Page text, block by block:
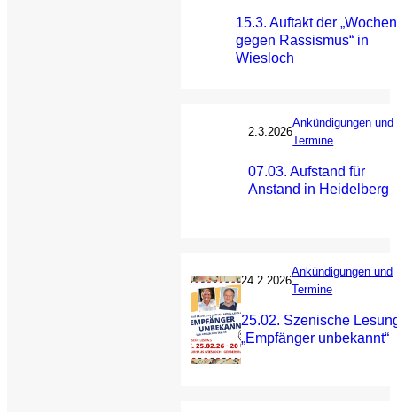
15.3. Auftakt der „Wochen
gegen Rassismus“ in
Wiesloch
2.3.2026
Ankündigungen und
Termine
07.03. Aufstand für
Anstand in Heidelberg
24.2.2026
Ankündigungen und
Termine
25.02. Szenische
„Empfänger unbekannt“